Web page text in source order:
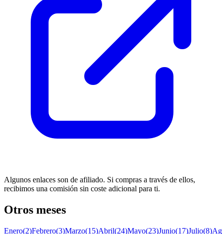
Algunos enlaces son de afiliado. Si compras a través de ellos,
recibimos una comisión sin coste adicional para ti.
Otros meses
Enero(2)Febrero(3)Marzo(15)Abril(24)Mayo(23)Junio(17)Julio(8)